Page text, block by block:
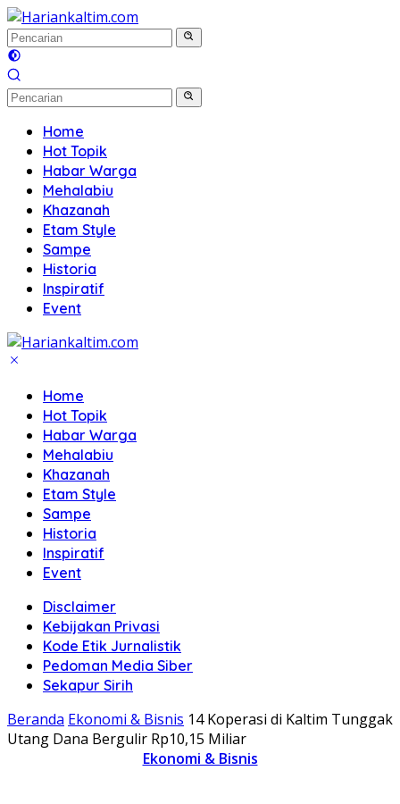
Langsung
ke
konten
Home
Hot Topik
Habar Warga
Mehalabiu
Khazanah
Etam Style
Sampe
Historia
Inspiratif
Event
Home
Hot Topik
Habar Warga
Mehalabiu
Khazanah
Etam Style
Sampe
Historia
Inspiratif
Event
Disclaimer
Kebijakan Privasi
Kode Etik Jurnalistik
Pedoman Media Siber
Sekapur Sirih
Beranda Ekonomi & Bisnis 14 Koperasi di Kaltim Tunggak
Utang Dana Bergulir Rp10,15 Miliar
Ekonomi & Bisnis